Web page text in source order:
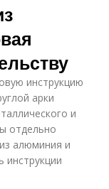
инструкцию
арки
и
отдельно
алюминия и
инструкции